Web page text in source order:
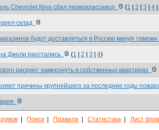
Chevrolet Niva сбил первоклассницу (1 2 3 4
склад
будут доставляться в Россию минуя таможн
Джоли расстались (1 2 3 4)
рискуют замерзнуть в собственных квартирах
причины крупнейшего за последние годы
Поиск Правила Статистика Лист